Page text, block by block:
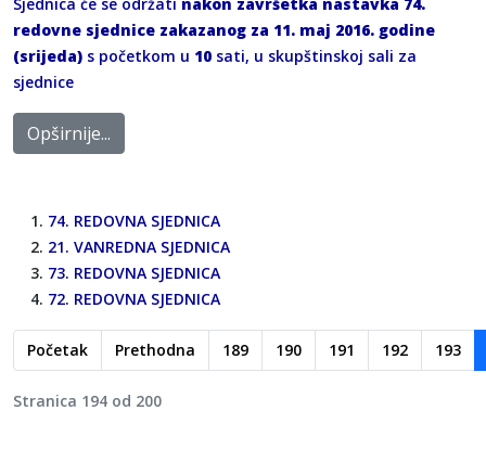
redovne sjednice zakazanog za 11. maj 2016. godine
(srijeda) s početkom u 10 sati, u skupštinskoj sali za
sjednice
Opširnije...
74. REDOVNA SJEDNICA
21. VANREDNA SJEDNICA
73. REDOVNA SJEDNICA
72. REDOVNA SJEDNICA
Početak Prethodna 189 190 191 192 193
Stranica 194 od 200